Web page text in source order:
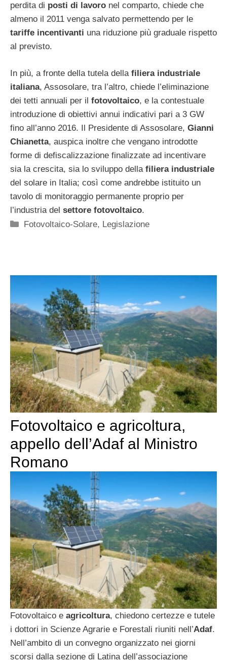
perdita di posti di lavoro nel comparto, chiede che
almeno il 2011 venga salvato permettendo per le
tariffe incentivanti una riduzione più graduale rispetto
al previsto.
In più, a fronte della tutela della filiera industriale
italiana, Assosolare, tra l’altro, chiede l’eliminazione
dei tetti annuali per il fotovoltaico, e la contestuale
introduzione di obiettivi annui indicativi pari a 3 GW
fino all’anno 2016. Il Presidente di Assosolare, Gianni
Chianetta, auspica inoltre che vengano introdotte
forme di defiscalizzazione finalizzate ad incentivare
sia la crescita, sia lo sviluppo della filiera industriale
del solare in Italia; così come andrebbe istituito un
tavolo di monitoraggio permanente proprio per
l’industria del settore fotovoltaico.
Categorie
Fotovoltaico-Solare, Legislazione
Fotovoltaico e agricoltura,
appello dell’Adaf al Ministro
Romano
Fotovoltaico e agricoltura, chiedono certezze e tutele
i dottori in Scienze Agrarie e Forestali riuniti nell’Adaf.
Nell’ambito di un convegno organizzato nei giorni
scorsi dalla sezione di Latina dell’associazione